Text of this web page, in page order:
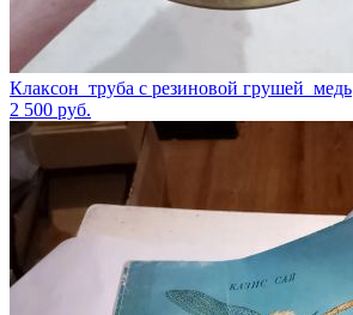
Клаксон_труба с резиновой грушей_медь
2 500 руб.